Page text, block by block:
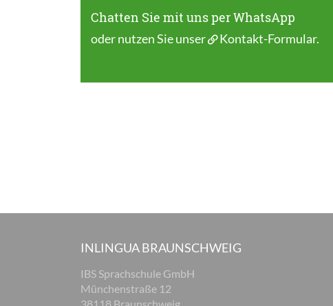
Chatten Sie mit uns per WhatsApp
oder nutzen Sie unser Kontakt-Formular.
INLINGUA BRAUNSCHWEIG
IBS Sprachschule GmbH
Münchenstraße 12